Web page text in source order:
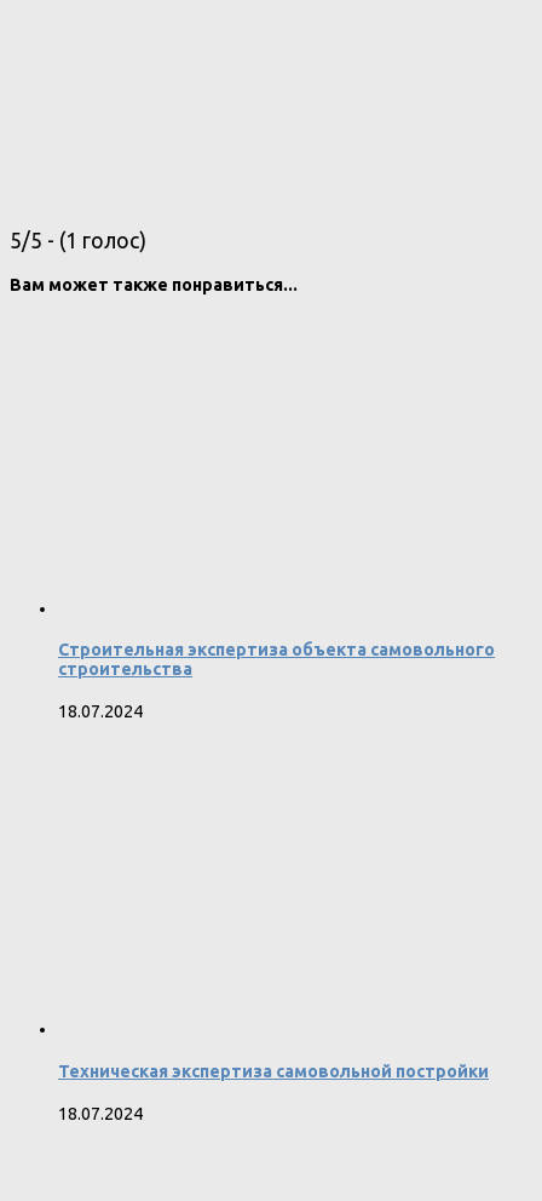
5/5 - (1 голос)
Вам может также понравиться...
Строительная экспертиза объекта самовольного
строительства
18.07.2024
Техническая экспертиза самовольной постройки
18.07.2024